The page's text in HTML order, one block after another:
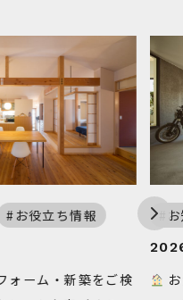
役立ち情報
ム・新築をご検
お知
お知